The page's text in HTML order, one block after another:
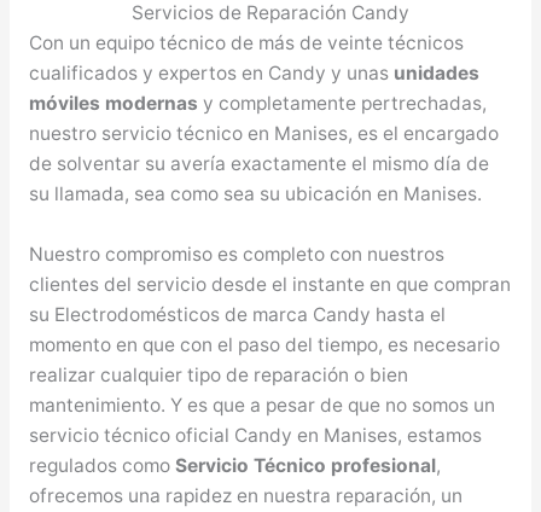
Servicios de Reparación Candy
Con un equipo técnico de más de veinte técnicos
cualificados y expertos en Candy y unas unidades
móviles modernas y completamente pertrechadas,
nuestro servicio técnico en Manises, es el encargado
de solventar su avería exactamente el mismo día de
su llamada, sea como sea su ubicación en Manises.
Nuestro compromiso es completo con nuestros
clientes del servicio desde el instante en que compran
su Electrodomésticos de marca Candy hasta el
momento en que con el paso del tiempo, es necesario
realizar cualquier tipo de reparación o bien
mantenimiento. Y es que a pesar de que no somos un
servicio técnico oficial Candy en Manises, estamos
regulados como Servicio Técnico profesional,
ofrecemos una rapidez en nuestra reparación, un